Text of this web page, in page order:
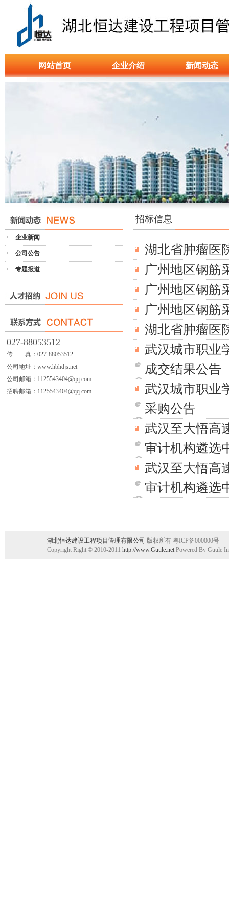
网站首页 企业介绍 新闻动态
企业新闻
公司公告
专题报道
027-88053512
传 真：027-88053512
公司地址：www.hbhdjs.net
公司邮箱：1125543404@qq.com
招聘邮箱：1125543404@qq.com
招标信息
湖北省肿瘤医
广州地区钢筋
广州地区钢筋
广州地区钢筋
湖北省肿瘤医
武汉城市职业
成交结果公告
武汉城市职业
采购公告
武汉至大悟高
审计机构遴选
武汉至大悟高
审计机构遴选
湖北恒达建设工程项目管理有限公司 版权所有 粤ICP备000000号
Copyright Right © 2010-2011 http://www.Guule.net Powered By Guule